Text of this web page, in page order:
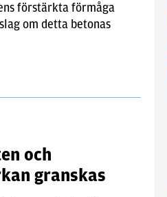
förstärkta förmåga
om detta betonas
och
granskas